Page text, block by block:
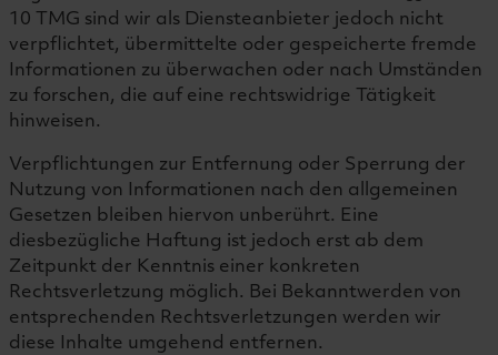
10 TMG sind wir als Diensteanbieter jedoch nicht
verpflichtet, übermittelte oder gespeicherte fremde
Informationen zu überwachen oder nach Umständen
zu forschen, die auf eine rechtswidrige Tätigkeit
hinweisen.
Verpflichtungen zur Entfernung oder Sperrung der
Nutzung von Informationen nach den allgemeinen
Gesetzen bleiben hiervon unberührt. Eine
diesbezügliche Haftung ist jedoch erst ab dem
Zeitpunkt der Kenntnis einer konkreten
Rechtsverletzung möglich. Bei Bekanntwerden von
entsprechenden Rechtsverletzungen werden wir
diese Inhalte umgehend entfernen.